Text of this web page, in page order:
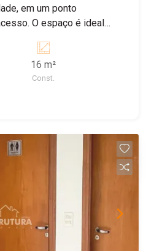
em um ponto
é ideal
um ambiente
privativo; * Excelente
16 m²
Const.